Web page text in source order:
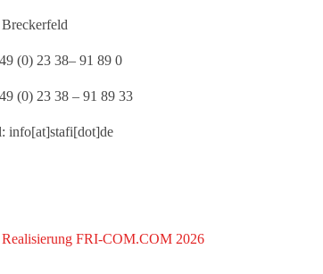
(0) 23 38– 91 89 0
(0) 23 38 – 91 89 33
info[at]stafi[dot]de
FRI-COM.COM 2026